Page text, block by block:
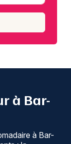
à Bar-
à Bar-